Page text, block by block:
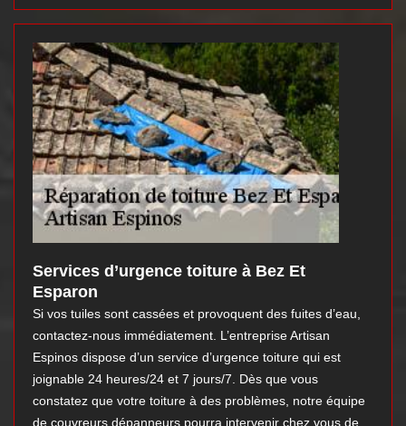
Services d’urgence toiture à Bez Et
Esparon
Si vos tuiles sont cassées et provoquent des fuites d’eau,
contactez-nous immédiatement. L’entreprise Artisan
Espinos dispose d’un service d’urgence toiture qui est
joignable 24 heures/24 et 7 jours/7. Dès que vous
constatez que votre toiture à des problèmes, notre équipe
de couvreurs dépanneurs pourra intervenir chez vous de